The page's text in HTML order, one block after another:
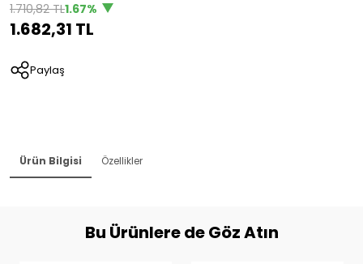
1.710,82 TL1.67%
1.682,31 TL
Paylaş
Ürün Bilgisi Özellikler
Bu Ürünlere de Göz Atın